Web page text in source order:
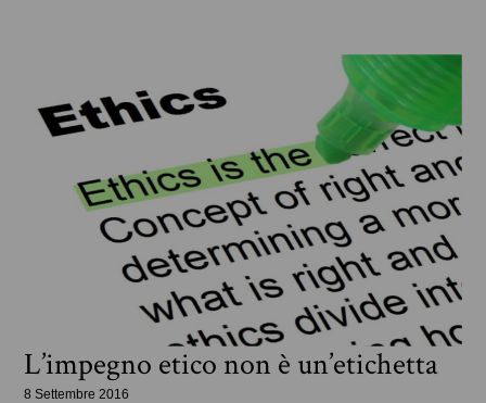
L’impegno etico non è un’etichetta
8 Settembre 2016